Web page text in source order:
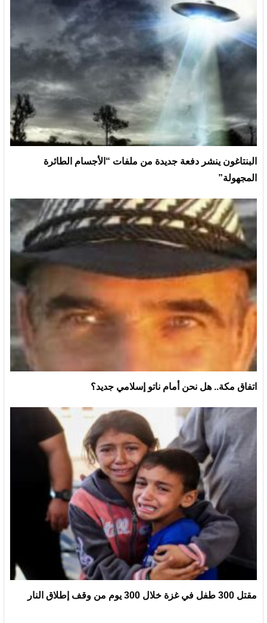
البنتاغون ينشر دفعة جديدة من ملفات “الأجسام الطائرة
المجهولة”
اتفاق مكة.. هل نحن أمام ناتو إسلامي جديد؟
مقتل 300 طفل في غزة خلال 300 يوم من وقف إطلاق النار